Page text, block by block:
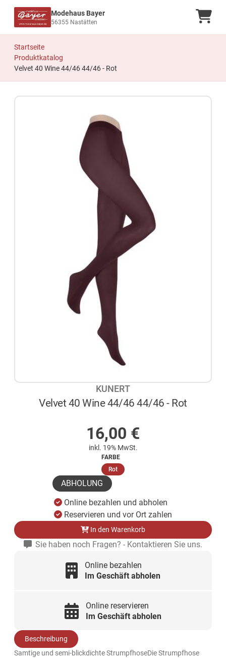
Modehaus Bayer
56355 Nastätten
Startseite
Produktkatalog
Velvet 40 Wine 44/46 44/46 - Rot
KUNERT
Velvet 40 Wine 44/46 44/46 - Rot
16,00 €
inkl. 19% MwSt.
FARBE
Rot(ausgewählt)
ABHOLUNG
Online bezahlen und abholen
Reservieren und vor Ort zahlen
In den Warenkorb
Sie haben noch Fragen? - Kontaktieren Sie uns.
Online bezahlen
Im Geschäft abholen
Online reservieren
Im Geschäft abholen
Beschreibung
Samtige und semi-blickdichte StrumpfhoseDie Strumpfhose